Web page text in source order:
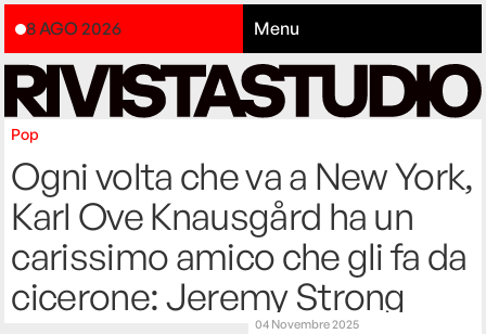
8 AGO 2026 Menu
Pop
Ogni volta che va a New York,
Karl Ove Knausgård ha un
carissimo amico che gli fa da
cicerone: Jeremy Strong
04 Novembre 2025